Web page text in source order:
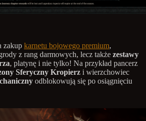
zakup karnetu bojowego premium,
z rang darmowych, lecz także zestawy
, platynę i nie tylko! Na przykład pancerz
Sferyczny Kropierz i wierzchowiec
odblokowują się po osiągnięciu